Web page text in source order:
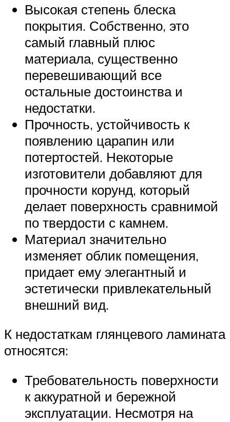
Высокая степень блеска
покрытия. Собственно, это
самый главный плюс
материала, существенно
перевешивающий все
остальные достоинства и
недостатки.
Прочность, устойчивость к
появлению царапин или
потертостей. Некоторые
изготовители добавляют для
прочности корунд, который
делает поверхность сравнимой
по твердости с камнем.
Материал значительно
изменяет облик помещения,
придает ему элегантный и
эстетически привлекательный
внешний вид.
К недостаткам глянцевого ламината
относятся:
Требовательность поверхности
к аккуратной и бережной
эксплуатации. Несмотря на